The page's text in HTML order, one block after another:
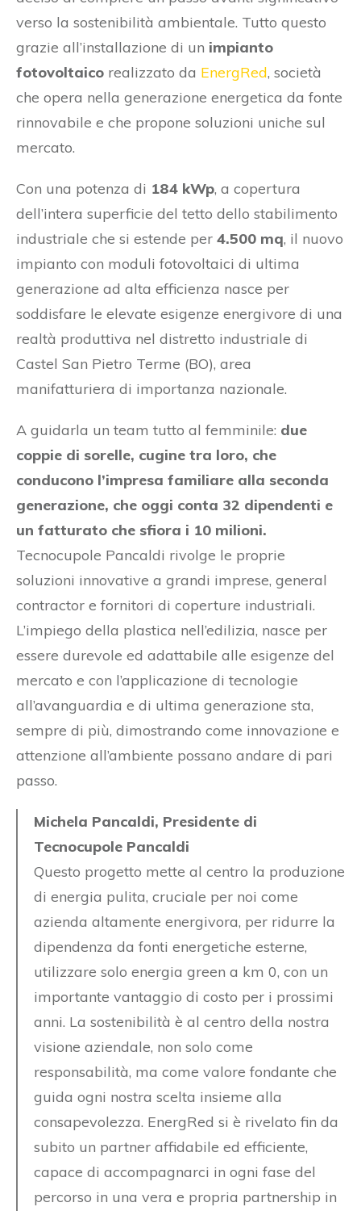
verso la sostenibilità ambientale. Tutto questo
grazie all’installazione di un impianto
fotovoltaico realizzato da EnergRed, società
che opera nella generazione energetica da fonte
rinnovabile e che propone soluzioni uniche sul
mercato.
Con una potenza di 184 kWp, a copertura
dell’intera superficie del tetto dello stabilimento
industriale che si estende per 4.500 mq, il nuovo
impianto con moduli fotovoltaici di ultima
generazione ad alta efficienza nasce per
soddisfare le elevate esigenze energivore di una
realtà produttiva nel distretto industriale di
Castel San Pietro Terme (BO), area
manifatturiera di importanza nazionale.
A guidarla un team tutto al femminile: due
coppie di sorelle, cugine tra loro, che
conducono l’impresa familiare alla seconda
generazione, che oggi conta 32 dipendenti e
un fatturato che sfiora i 10 milioni.
Tecnocupole Pancaldi rivolge le proprie
soluzioni innovative a grandi imprese, general
contractor e fornitori di coperture industriali.
L’impiego della plastica nell’edilizia, nasce per
essere durevole ed adattabile alle esigenze del
mercato e con l’applicazione di tecnologie
all’avanguardia e di ultima generazione sta,
sempre di più, dimostrando come innovazione e
attenzione all’ambiente possano andare di pari
passo.
Michela Pancaldi, Presidente di
Tecnocupole Pancaldi
Questo progetto mette al centro la produzione
di energia pulita, cruciale per noi come
azienda altamente energivora, per ridurre la
dipendenza da fonti energetiche esterne,
utilizzare solo energia green a km 0, con un
importante vantaggio di costo per i prossimi
anni. La sostenibilità è al centro della nostra
visione aziendale, non solo come
responsabilità, ma come valore fondante che
guida ogni nostra scelta insieme alla
consapevolezza. EnergRed si è rivelato fin da
subito un partner affidabile ed efficiente,
capace di accompagnarci in ogni fase del
percorso in una vera e propria partnership in